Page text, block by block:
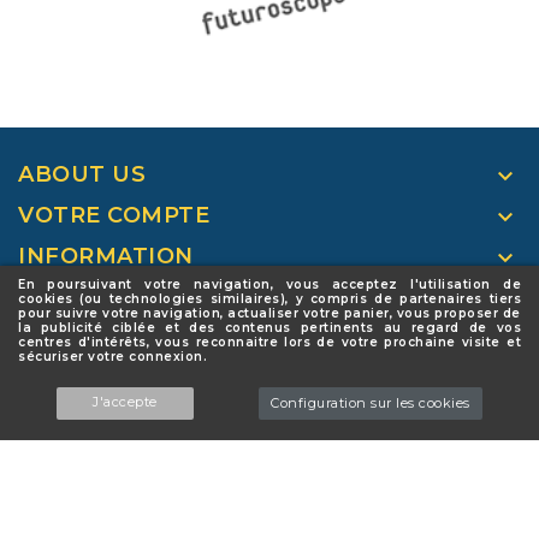
En poursuivant votre navigation, vous acceptez l'utilisation de
cookies (ou technologies similaires), y compris de partenaires tiers
pour suivre votre navigation, actualiser votre panier, vous proposer de
la publicité ciblée et des contenus pertinents au regard de vos
centres d'intérêts, vous reconnaitre lors de votre prochaine visite et
sécuriser votre connexion.
J'accepte Configuration sur les cookies
ABOUT US 
VOTRE COMPTE 
INFORMATION 
NEWSLETTER 
FOLLOW US 
NOTRE SOCIÉTÉ